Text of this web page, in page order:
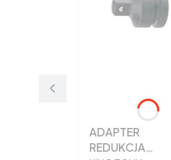
ADAPTER
REDUKCJA